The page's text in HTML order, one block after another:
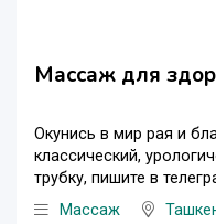
Массаж для
Окунись в мир рая и
классический,
трубку, пишите в
Массаж